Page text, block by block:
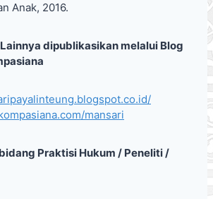
Anak, 2016.
dipublikasikan melalui Blog
mansari
Praktisi Hukum / Peneliti /